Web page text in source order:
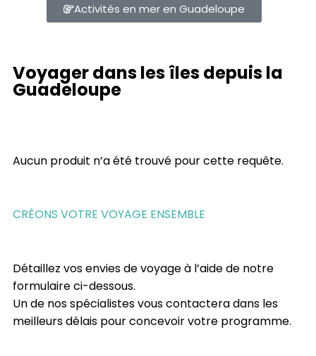
Activités en mer en Guadeloupe
Voyager dans les îles depuis la
Guadeloupe
Aucun produit n’a été trouvé pour cette requête.
CRÉONS VOTRE VOYAGE ENSEMBLE
Détaillez vos envies de voyage à l’aide de notre
formulaire ci-dessous.
Un de nos spécialistes vous contactera dans les
meilleurs délais pour concevoir votre programme.